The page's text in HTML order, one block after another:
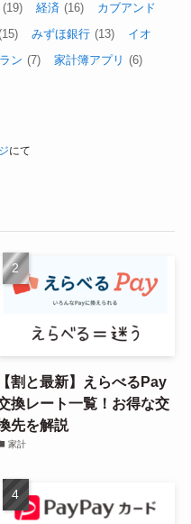
(19) 経済 (16)
カブアンド
みずほ銀行 (13)
イオ
ン (7) 家計簿アプリ (6)
にて
【割と最新】えらべるPay
換レート一覧！お得な交
先を解説
家計